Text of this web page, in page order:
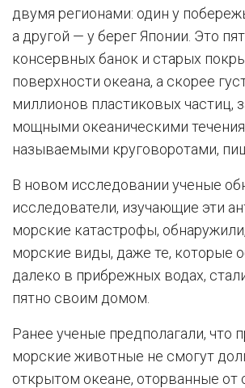
двумя регионами: один у
а другой — у берег Японии. Это
консервных банок и старых
поверхности океана, а скорее
миллионов пластиковых частиц,
мощными океаническими
называемыми круговоротами,
В новом исследовании ученые
исследователи, изучающие эти
морские катастрофы,
морские виды, даже те, которые
далеко в прибрежных водах,
пятно своим домом.
Ранее ученые предполагали, что
морские животные не смогут
открытом океане, оторванные от